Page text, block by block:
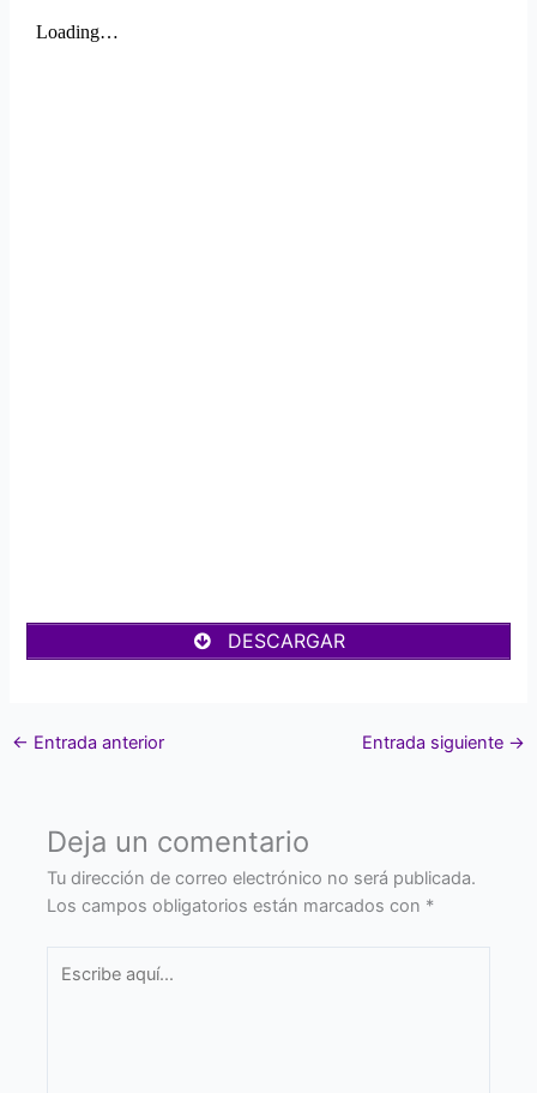
DESCARGAR
← Entrada anterior Entrada siguiente →
Deja un comentario
Tu dirección de correo electrónico no será publicada.
Los campos obligatorios están marcados con *
aquí...